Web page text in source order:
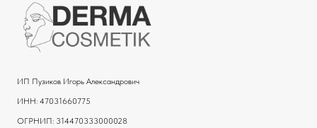
ИП Пузиков Игорь Александрович
ИНН: 47031660775
ОГРНИП: 314470333000028